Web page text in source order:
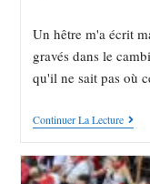
Un hêtre m'a écrit
gravés dans le
qu'il ne sait pas où
Continuer La Lecture